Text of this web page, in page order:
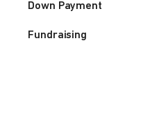
Down Payment
Fundraising